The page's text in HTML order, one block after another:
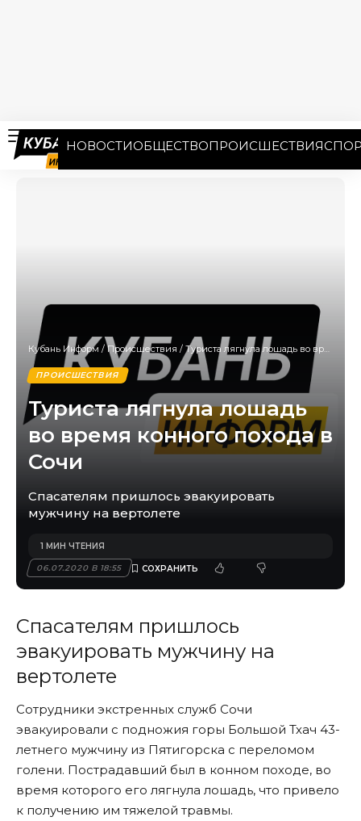
НОВОСТИОБЩЕСТВОПРОИСШЕСТВИЯ
Кубань Информ /Происшествия / Туриста лягнула лошадь во время конного похода в Сочи
ПРОИСШЕСТВИЯ
Туриста лягнула лошадь
во время конного похода в
Сочи
Спасателям пришлось эвакуировать
мужчину на вертолете
06.07.2020 В 18:55
1 МИН ЧТЕНИЯ
Спасателям пришлось
эвакуировать мужчину на
вертолете
Сотрудники экстренных служб Сочи
эвакуировали с подножия горы Большой Тхач 43-
летнего мужчину из Пятигорска с переломом
голени. Пострадавший был в конном походе, во
время которого его лягнула лошадь, что привело
к получению им тяжелой травмы.